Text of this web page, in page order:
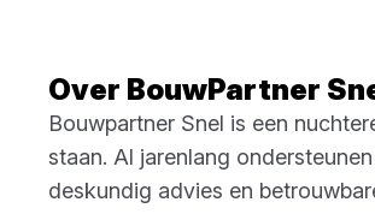
Over BouwPartner
Bouwpartner Snel is een
staan. Al jarenlang
deskundig advies en